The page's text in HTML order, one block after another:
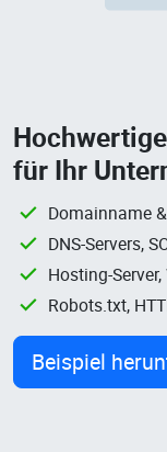
für Ihr
Domainname
DNS-Servers,
Hosting-
Robots.txt,
Beispiel